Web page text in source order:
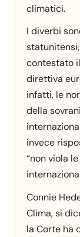
climatici.
I diverbi
contestato
direttiva
infatti, le
della
invece
“non viola
Connie
Clima, si
la Corte ha